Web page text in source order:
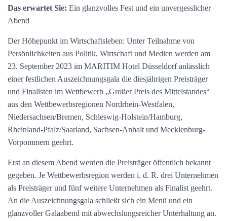
Das erwartet Sie: Ein glanzvolles Fest und ein unvergesslicher
Abend
Der Höhepunkt im Wirtschaftsleben: Unter Teilnahme von
Persönlichkeiten aus Politik, Wirtschaft und Medien werden am
23. September 2023 im MARITIM Hotel Düsseldorf anlässlich
einer festlichen Auszeichnungsgala die diesjährigen Preisträger
und Finalisten im Wettbewerb „Großer Preis des Mittelstandes“
aus den Wettbewerbsregionen Nordrhein-Westfalen,
Niedersachsen/Bremen, Schleswig-Holstein/Hamburg,
Rheinland-Pfalz/Saarland, Sachsen-Anhalt und Mecklenburg-
Vorpommern geehrt.
Erst an diesem Abend werden die Preisträger öffentlich bekannt
gegeben. Je Wettbewerbsregion werden i. d. R. drei Unternehmen
als Preisträger und fünf weitere Unternehmen als Finalist geehrt.
An die Auszeichnungsgala schließt sich ein Menü und ein
glanzvoller Galaabend mit abwechslungsreicher Unterhaltung an.